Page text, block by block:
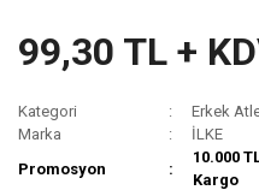
99,30 TL +
Kategori
Erkek
Marka
İLKE
Promosyon
10.000
Kargo